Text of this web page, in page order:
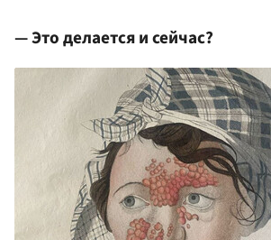
— Это делается и сейчас?